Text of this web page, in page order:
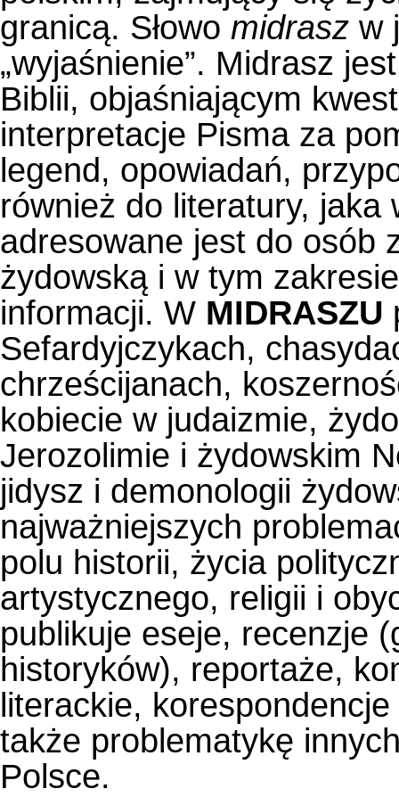
granicą. Słowo midrasz w
„wyjaśnienie”. Midrasz
Biblii, objaśniającym
interpretacje Pisma za
legend, opowiadań,
również do literatury, jaka
adresowane jest do osób
żydowską i w tym
informacji. W MIDRASZU
Sefardyjczykach,
chrześcijanach,
kobiecie w judaizmie,
Jerozolimie i żydowskim
jidysz i demonologii
najważniejszych
polu historii, życia
artystycznego, religii i
publikuje eseje, recenzje
historyków), reportaże,
literackie,
także problematykę
Polsce.